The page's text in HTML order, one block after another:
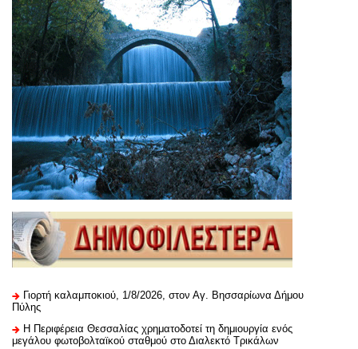
Γιορτή καλαμποκιού, 1/8/2026, στον Αγ. Βησσαρίωνα Δήμου
Πύλης
H Περιφέρεια Θεσσαλίας χρηματοδοτεί τη δημιουργία ενός
μεγάλου φωτοβολταϊκού σταθμού στο Διαλεκτό Τρικάλων